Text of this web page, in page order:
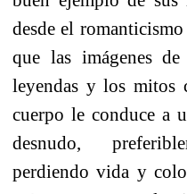
desde el
que las imágenes
leyendas y los mitos
cuerpo le conduce a
desnudo,
perdiendo vida y